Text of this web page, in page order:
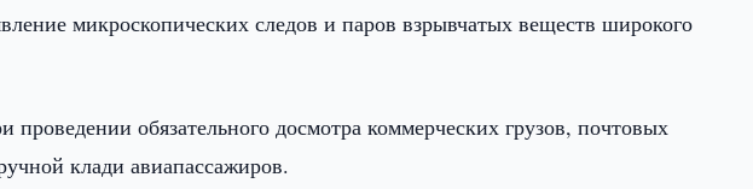
микроскопических следов и паров взрывчатых веществ широкого
проведении обязательного досмотра коммерческих грузов, почтовых
клади авиапассажиров.